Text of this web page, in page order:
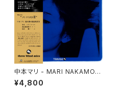
中本マリ - MARI NAKAMOT
O III "LP"
¥4,800